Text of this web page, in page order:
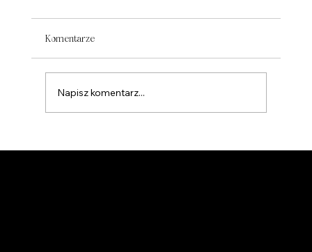
Komentarze
Napisz komentarz...